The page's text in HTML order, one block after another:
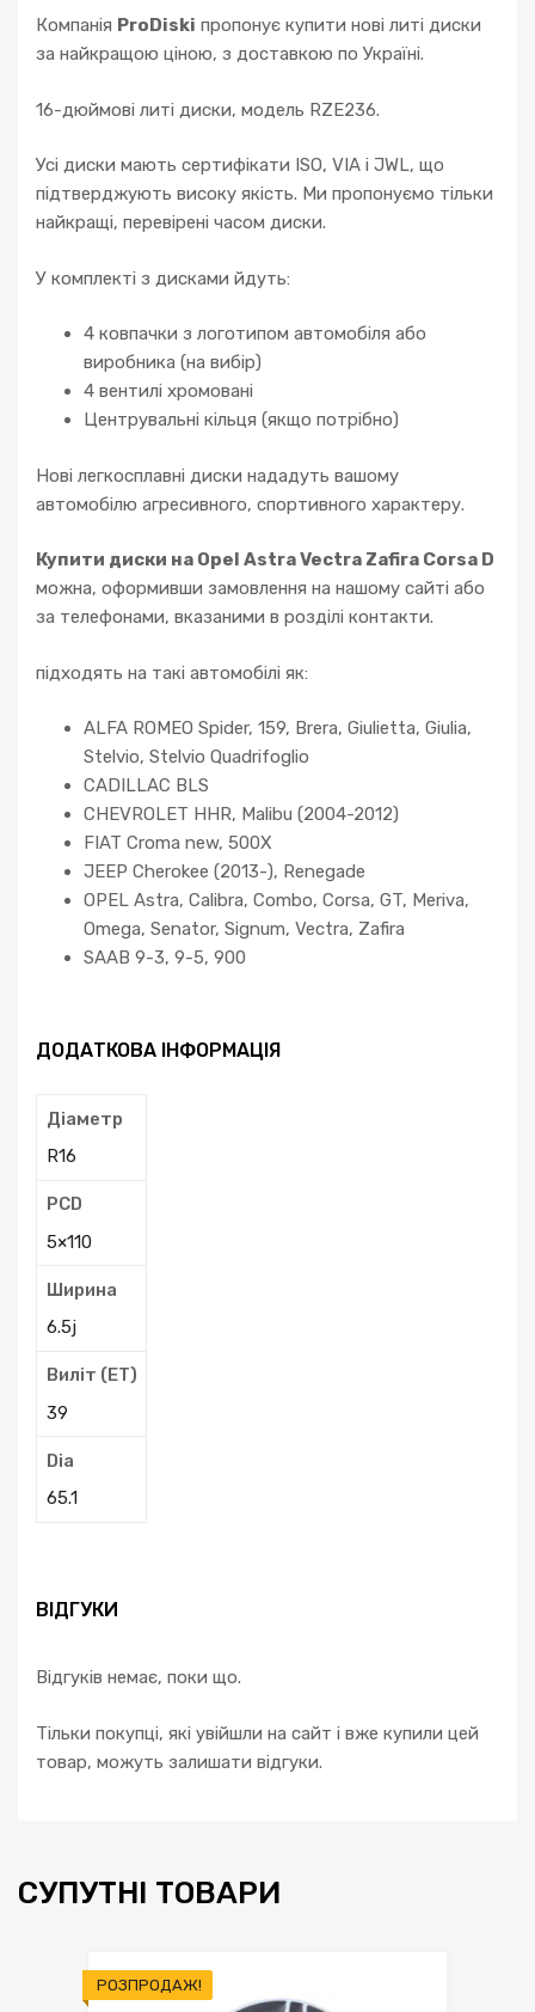
кількість
Компанія ProDiski пропонує купити нові литі диски
за найкращою ціною, з доставкою по Україні.
16-дюймові литі диски, модель RZE236.
Усі диски мають сертифікати ISO, VIA і JWL, що
підтверджують високу якість. Ми пропонуємо тільки
найкращі, перевірені часом диски.
У комплекті з дисками йдуть:
4 ковпачки з логотипом автомобіля або
виробника (на вибір)
4 вентилі хромовані
Центрувальні кільця (якщо потрібно)
Нові легкосплавні диски нададуть вашому
автомобілю агресивного, спортивного характеру.
Купити диски на Opel Astra Vectra Zafira Corsa D
можна, оформивши замовлення на нашому сайті або
за телефонами, вказаними в розділі контакти.
підходять на такі автомобілі як:
ALFA ROMEO Spider, 159, Brera, Giulietta, Giulia,
Stelvio, Stelvio Quadrifoglio
CADILLAC BLS
CHEVROLET HHR, Malibu (2004-2012)
FIAT Croma new, 500X
JEEP Cherokee (2013-), Renegade
OPEL Astra, Calibra, Combo, Corsa, GT, Meriva,
Omega, Senator, Signum, Vectra, Zafira
SAAB 9-3, 9-5, 900
ДОДАТКОВА ІНФОРМАЦІЯ
Діаметр
R16
PCD
5×110
Ширина
6.5j
Виліт (ЕТ)
39
Dia
65.1
ВІДГУКИ
Відгуків немає, поки що.
Тільки покупці, які увійшли на сайт і вже купили цей
товар, можуть залишати відгуки.
СУПУТНІ ТОВАРИ
РОЗПРОДАЖ!